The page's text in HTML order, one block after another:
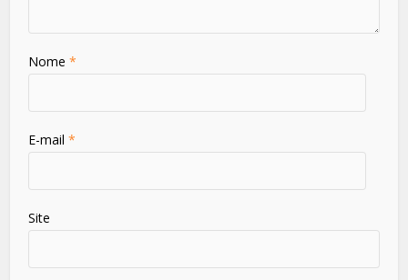
Nome*
E-mail*
Site